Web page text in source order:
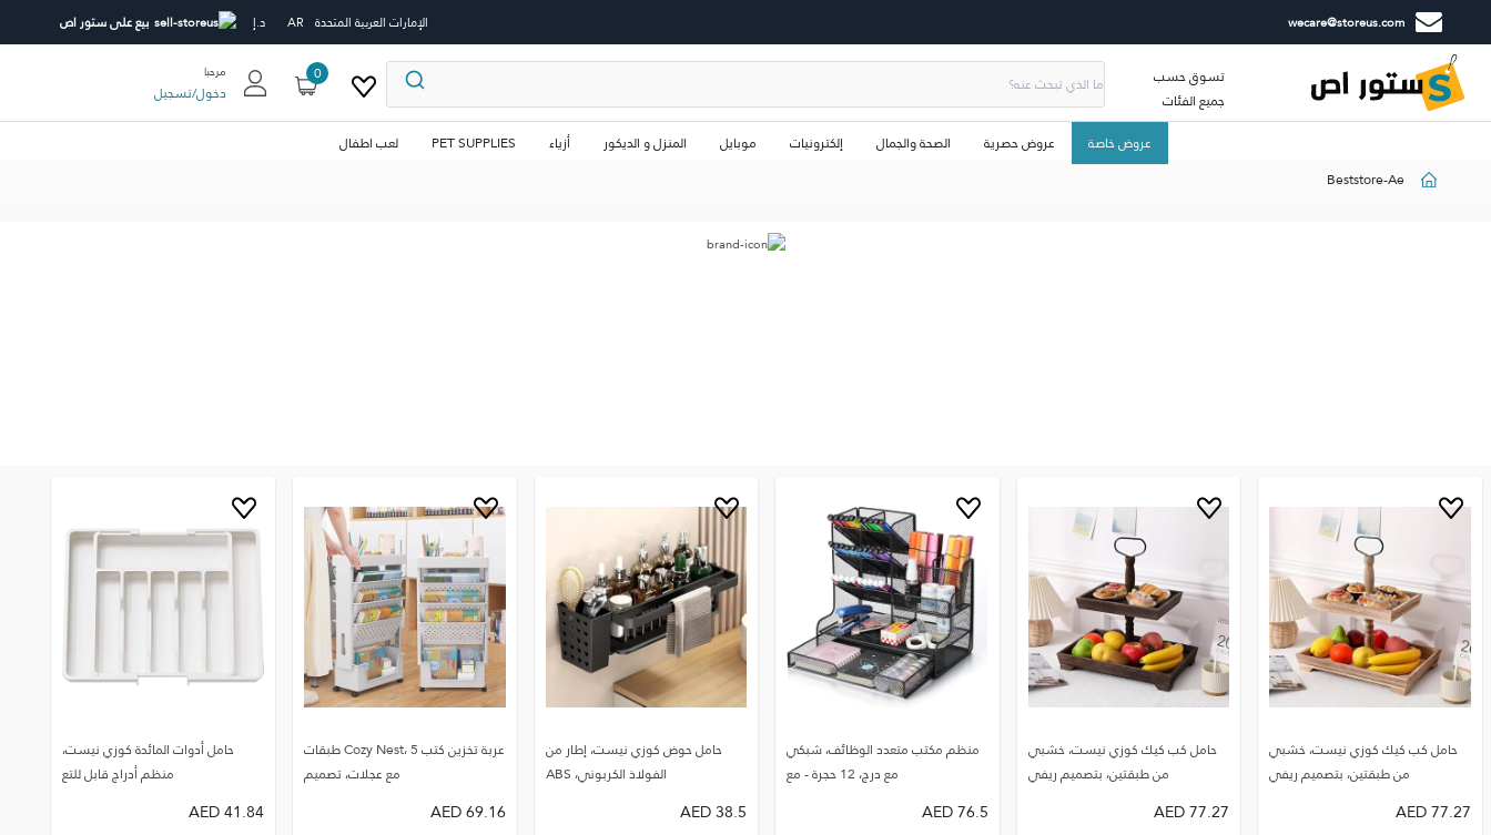
wecare@storeus.com الإمارات العربية المتحدة AR د.إ بيع على ستور اص
تسوق حسب
جميع الفئات
0 مرحبا
دخول/تسجيل
عروض خاصة عروض حصرية الصحة والجمال إلكترونيات موبايل المنزل و الديكور أزياء PET SUPPLIES
لعب اطفال
Beststore-Ae
حامل كب كيك كوزي نيست، خشبي
من طبقتين، بتصميم ريفي
77.27
AED
حامل كب كيك كوزي نيست، خشبي
من طبقتين، بتصميم ريفي
77.27
AED
منظم مكتب متعدد الوظائف، شبكي
مع درج، 12 حجرة - مع
76.5
AED
حامل حوض كوزي نيست، إطار من
الفولاذ الكربوني، ABS
38.5
AED
عربة تخزين كتب Cozy Nest، 5 طبقات
مع عجلات، تصميم
69.16
AED
حامل أدوات المائدة كوزي نيست،
منظم أدراج قابل للتع
41.84
AED